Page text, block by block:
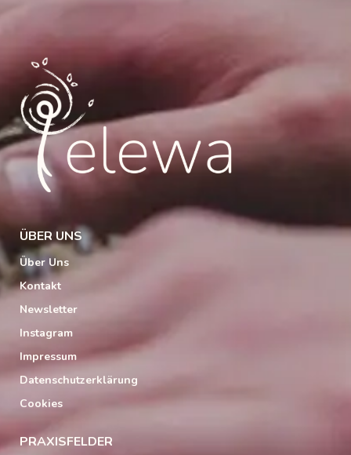
ÜBER UNS
Über Uns
Kontakt
Newsletter
Instagram
Impressum
Datenschutzerklärung
Cookies
PRAXISFELDER